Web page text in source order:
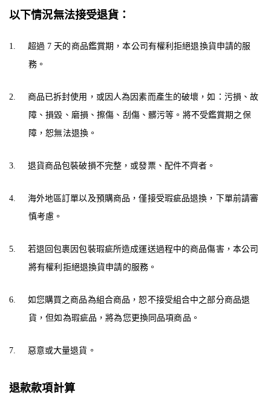
以下情況無法接受退貨：
1. 超過 7 天的商品鑑賞期，本公司有權利拒絕退換貨申請的服
務。
2.
商品已拆封使用，或因人為因素而產生的破壞，如：污損、故
障、損毀、磨損、擦傷、刮傷、髒污等。將不受鑑賞期之保
障，恕無法退換。
3. 退貨商品包裝破損不完整，或發票、配件不齊者。
4.
海外地區訂單以及預購商品，僅接受瑕疵品退換，下單前請審
慎考慮。
5.
若退回包裹因包裝瑕疵所造成運送過程中的商品傷害，本公司
將有權利拒絕退換貨申請的服務。
6.
如您購買之商品為組合商品，恕不接受組合中之部分商品退
貨，但如為瑕疵品，將為您更換同品項商品。
7. 惡意或大量退貨。
退款款項計算